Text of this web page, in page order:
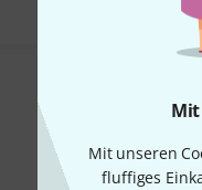
Mit
Mit unseren
fluffiges
Gefällt
Teilen